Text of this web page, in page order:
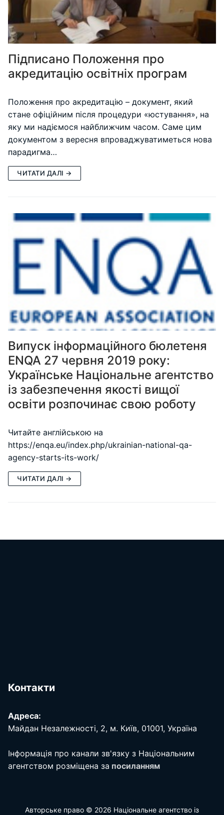
Підписано Положення про
акредитацію освітніх програм
Положення про акредитацію – документ, який
стане офіційним після процедури «юстування», на
яку ми надіємося найближчим часом. Саме цим
документом з вересня впроваджуватиметься нова
парадигма…
ЧИТАТИ ДАЛІ →
Випуск інформаційного бюлетеня
ENQA 27 червня 2019 року:
Українське Національне агентство
із забезпечення якості вищої
освіти розпочинає свою роботу
Читайте англійською на
https://enqa.eu/index.php/ukrainian-national-qa-
agency-starts-its-work/
ЧИТАТИ ДАЛІ →
Контакти
Адреса:
Майдан Незалежності, 2, м. Київ, 01001, Україна
Інформація про канали зв'язку з Національним
агентством розміщена за посиланням
Авторське право © 2026 Національне агентство із